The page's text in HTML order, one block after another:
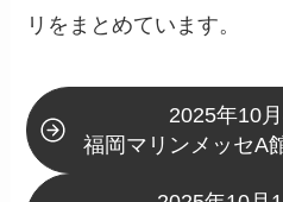
リをまとめています。
2025年10
福岡マリンメッセ